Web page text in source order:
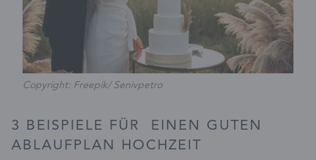
Copyright: Freepik/ Senivpetro
3 BEISPIELE FÜR EINEN GUTEN
ABLAUFPLAN HOCHZEIT